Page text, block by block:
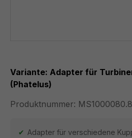
Variante: Adapter für
(Phatelus)
Produktnummer: MS1000080.8
Adapter für verschiedene